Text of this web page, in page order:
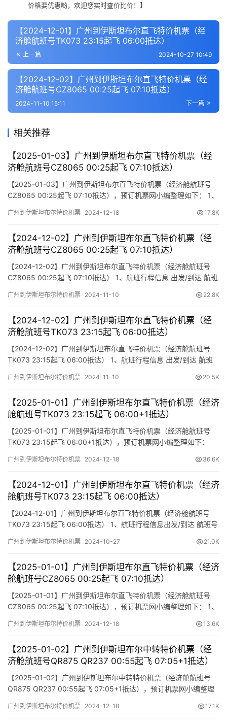
价格要优惠哟，欢迎您实时查价比价！】
【2024-12-01】广州到伊斯坦布尔直飞特价机票（经
济舱航班号TK073 23:15起飞 06:00抵达）
上一篇 2024-10-27 10:49
【2024-12-02】广州到伊斯坦布尔直飞特价机票（经
济舱航班号CZ8065 00:25起飞 07:10抵达）
下一篇
2024-11-10 15:11
相关推荐
【2025-01-03】广州到伊斯坦布尔直飞特价机票（经
济舱航班号CZ8065 00:25起飞 07:10抵达）
【2025-01-03】广州到伊斯坦布尔直飞特价机票（经济舱航班号
CZ8065 00:25起飞 07:10抵达），预订机票网小编整理如下： 1、
(Terminal) (Departure/Arrival) (Flight) (class) (Departure Time)
广州到伊斯坦布尔特价机票 2024-12-18 17.8K
【2024-12-02】广州到伊斯坦布尔直飞特价机票（经
济舱航班号CZ8065 00:25起飞 07:10抵达）
【2024-12-02】广州到伊斯坦布尔直飞特价机票（经济舱航班号
CZ8065 00:25起飞 07:10抵达） 1、航班行程信息 出发/到达 航班
(Flight) (class) (Departure Time) (Arrival Time) 出发(TakeO…
广州到伊斯坦布尔特价机票 2024-11-10 22.8K
【2024-12-02】广州到伊斯坦布尔直飞特价机票（经
济舱航班号TK073 23:15起飞 06:00抵达）
【2024-12-02】广州到伊斯坦布尔直飞特价机票（经济舱航班号
TK073 23:15起飞 06:00抵达） 1、航班行程信息 出发/到达 航班
(Flight) (class) (Departure Time) (Arrival Time) 出发(TakeOf…
广州到伊斯坦布尔特价机票 2024-11-10 20.5K
【2025-01-01】广州到伊斯坦布尔直飞特价机票（经济
舱航班号TK073 23:15起飞 06:00+1抵达）
【2025-01-01】广州到伊斯坦布尔直飞特价机票（经济舱航班号
TK073 23:15起飞 06:00+1抵达），预订机票网小编整理如下：
(Terminal) (Departure/Arrival) (Flight) (class) (Departure Time)
广州到伊斯坦布尔特价机票 2024-12-18 36.6K
【2024-12-01】广州到伊斯坦布尔直飞特价机票（经济
舱航班号TK073 23:15起飞 06:00抵达）
【2024-12-01】广州到伊斯坦布尔直飞特价机票（经济舱航班号
TK073 23:15起飞 06:00抵达） 1、航班行程信息出发/到达 航班号
(Flight) (class) (Departure Time) (Arrival Time) 出发(TakeOff)…
广州到伊斯坦布尔特价机票 2024-10-27 21.0K
【2025-01-01】广州到伊斯坦布尔直飞特价机票（经济
舱航班号CZ8065 00:25起飞 07:10抵达）
【2025-01-01】广州到伊斯坦布尔直飞特价机票（经济舱航班号
CZ8065 00:25起飞 07:10抵达），预订机票网小编整理如下： 1、
(Terminal) (Departure/Arrival) (Flight) (class) (Departure Time)
广州到伊斯坦布尔特价机票 2024-12-18 13.6K
【2025-01-02】广州到伊斯坦布尔中转特价机票（经
济舱航班号QR875 QR237 00:55起飞 07:05+1抵达）
【2025-01-02】广州到伊斯坦布尔中转特价机票（经济舱航班号
QR875 QR237 00:55起飞 07:05+1抵达），预订机票网小编整理
航站楼(Terminal) (Departure/Arrival) (Flight) (class) (Departure
广州到伊斯坦布尔特价机票 2024-12-18 17.1K